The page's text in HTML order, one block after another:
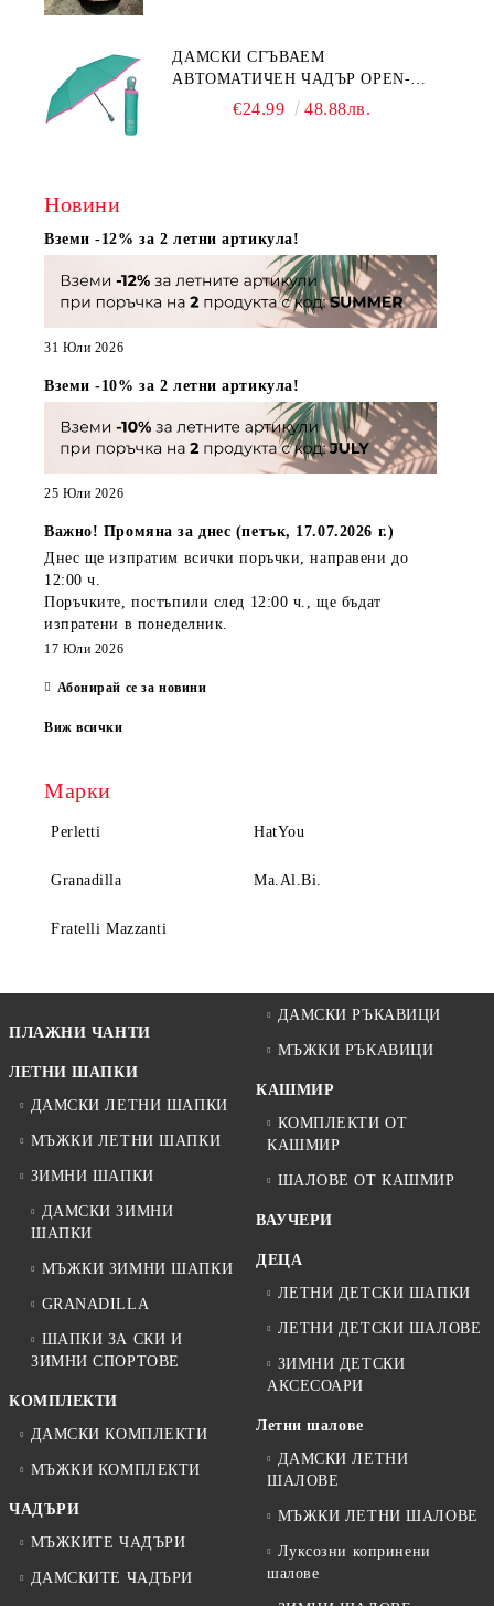
ДАМСКИ СГЪВАЕМ
АВТОМАТИЧЕН ЧАДЪР OPEN-
CLOSE | PERLETTI TECHNOLOGY
€24.99 48.88лв.
Новини
Вземи -12% за 2 летни артикула!
31 Юли 2026
Вземи -10% за 2 летни артикула!
25 Юли 2026
Важно! Промяна за днес (петък, 17.07.2026 г.)
Днес ще изпратим всички поръчки, направенидо
12:00 ч.
Поръчките, постъпили след 12:00 ч. , ще бъдат
изпратени в понеделник.
17 Юли 2026
Абонирай се за новини
Виж всички
Марки
Perletti HatYou
Granadilla Ma.Al.Bi.
Fratelli Mazzanti
ПЛАЖНИ ЧАНТИ
ЛЕТНИ ШАПКИ
ДАМСКИ ЛЕТНИ ШАПКИ
МЪЖКИ ЛЕТНИ ШАПКИ
ЗИМНИ ШАПКИ
ДАМСКИ ЗИМНИ
ШАПКИ
МЪЖКИ ЗИМНИ ШАПКИ
GRANADILLA
ШАПКИ ЗА СКИ И
ЗИМНИ СПОРТОВЕ
КОМПЛЕКТИ
ДАМСКИ КОМПЛЕКТИ
МЪЖКИ КОМПЛЕКТИ
ЧАДЪРИ
МЪЖКИТЕ ЧАДЪРИ
ДАМСКИТЕ ЧАДЪРИ
ДАМСКИ РЪКАВИЦИ
МЪЖКИ РЪКАВИЦИ
КАШМИР
КОМПЛЕКТИ ОТ
КАШМИР
ШАЛОВЕ ОТ КАШМИР
ВАУЧЕРИ
ДЕЦА
ЛЕТНИ ДЕТСКИ ШАПКИ
ЛЕТНИ ДЕТСКИ ШАЛОВЕ
ЗИМНИ ДЕТСКИ
АКСЕСОАРИ
Летни шалове
ДАМСКИ ЛЕТНИ
ШАЛОВЕ
МЪЖКИ ЛЕТНИ ШАЛОВЕ
Луксозни копринени
шалове